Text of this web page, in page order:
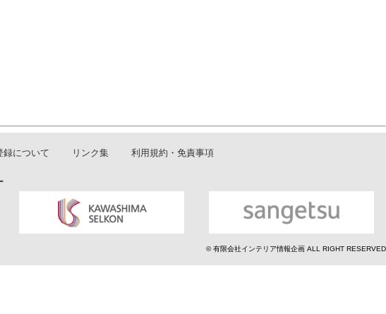
録について リンク集 利用規約・免責事項
© 有限会社インテリア情報企画 ALL RIGHT RESERVED